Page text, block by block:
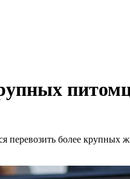
более